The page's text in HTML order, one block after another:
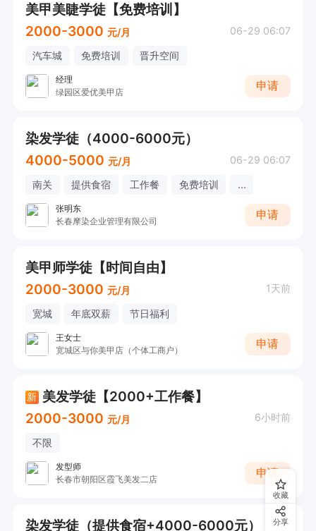
美甲美睫学徒【免费培训】
2000-3000 元/月 06-29 06:07
汽车城 免费培训 晋升空间
经理
绿园区爱优美甲店
申请
染发学徒（4000-6000元）
4000-5000 元/月 06-29 06:07
南关 提供食宿 工作餐 免费培训 ...
张明东
长春摩染企业管理有限公司
申请
美甲师学徒【时间自由】
2000-3000 元/月 1天前
宽城 年底双薪 节日福利
王女士
宽城区与你美甲店（个体工商户）
申请
新 美发学徒【2000+工作餐】
2000-3000 元/月 6小时前
不限
发型师
长春市朝阳区霞飞美发二店
申请
染发学徒（提供食宿+4000-6000元）
收藏
分享